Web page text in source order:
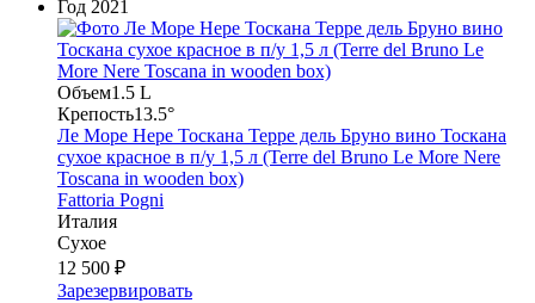
Год 2021
Объем1.5 L
Крепость13.5°
Ле Море Нере Тоскана Терре дель Бруно вино Тоскана
сухое красное в п/у 1,5 л (Terre del Bruno Le More Nere
Toscana in wooden box)
Fattoria Pogni
Италия
Сухое
12 500 ₽
Зарезервировать